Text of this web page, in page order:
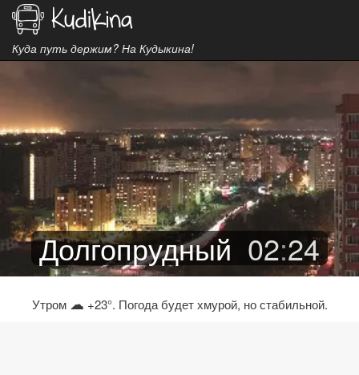
Куда путь держим? На Кудыкина!
Долгопрудный 02:24
Утром ☁ +23°. Погода будет хмурой, но стабильной.